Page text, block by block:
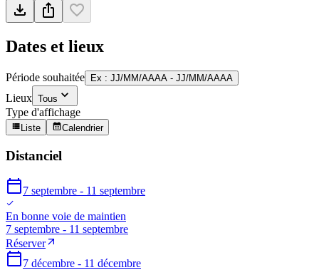
Dates et lieux
Période souhaitée Ex : JJ/MM/AAAA - JJ/MM/AAAA
Lieux Tous
Type d'affichage
Liste Calendrier
Distanciel
7 septembre - 11 septembre
En bonne voie de maintien
7 septembre - 11 septembre
Réserver
7 décembre - 11 décembre